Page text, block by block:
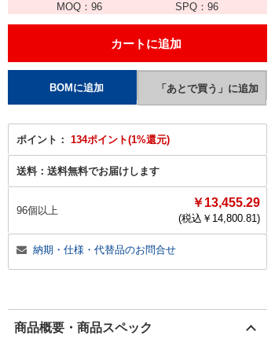
MOQ： 96 SPQ：96
ポイント： 134ポイント(1%還元)
送料： 送料無料でお届けします
96個以上
￥13,455.29
(税込￥ 14,800.81)
納期・仕様・代替品のお問合せ
商品概要・商品スペック